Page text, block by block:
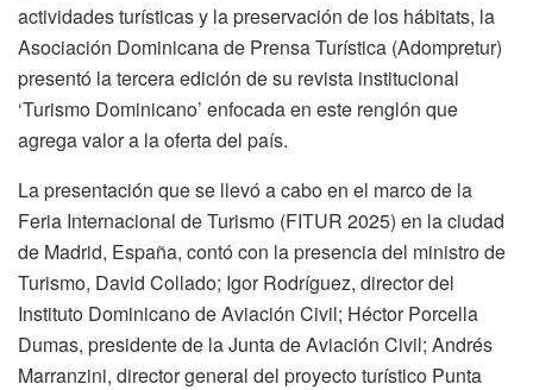
actividades turísticas y la preservación de los hábitats, la
Asociación Dominicana de Prensa Turística (Adompretur)
presentó la tercera edición de su revista institucional
‘Turismo Dominicano’ enfocada en este renglón que
agrega valor a la oferta del país.
La presentación que se llevó a cabo en el marco de la
Feria Internacional de Turismo (FITUR 2025) en la ciudad
de Madrid, España, contó con la presencia del ministro de
Turismo, David Collado; Igor Rodríguez, director del
Instituto Dominicano de Aviación Civil; Héctor Porcella
Dumas, presidente de la Junta de Aviación Civil; Andrés
Marranzini, director general del proyecto turístico Punta